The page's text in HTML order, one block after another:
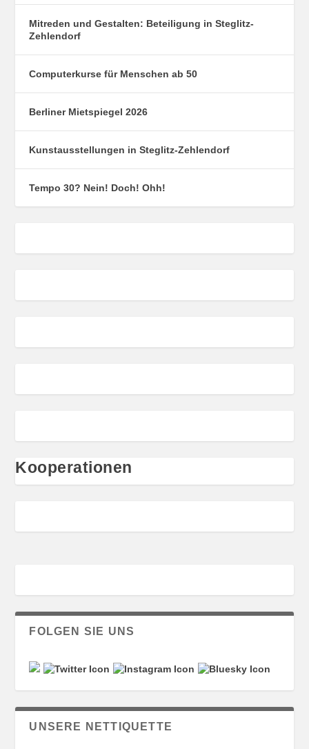
Mitreden und Gestalten: Beteiligung in Steglitz-
Zehlendorf
Computerkurse für Menschen ab 50
Berliner Mietspiegel 2026
Kunstausstellungen in Steglitz-Zehlendorf
Tempo 30? Nein! Doch! Ohh!
Kooperationen
FOLGEN SIE UNS
UNSERE NETTIQUETTE